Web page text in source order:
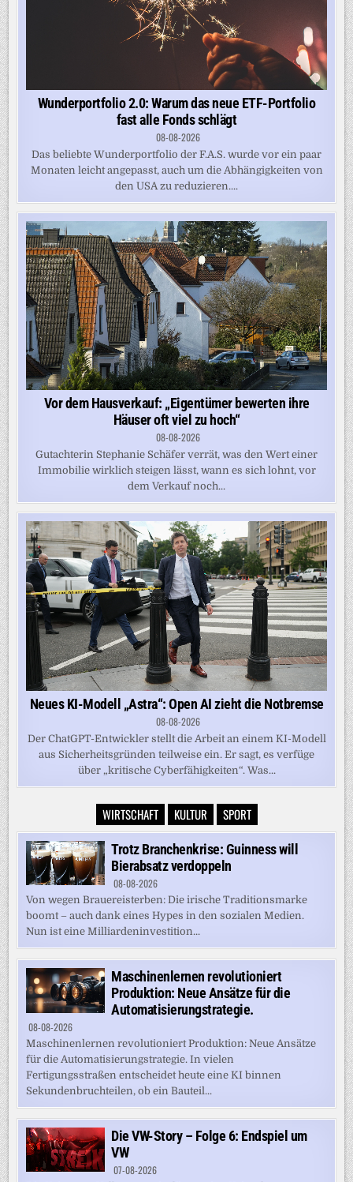
Wunderportfolio 2.0: Warum das neue ETF-Portfolio
fast alle Fonds schlägt
08-08-2026
Das beliebte Wunderportfolio der F.A.S. wurde vor ein paar
Monaten leicht angepasst, auch um die Abhängigkeiten von
den USA zu reduzieren....
Vor dem Hausverkauf: „Eigentümer bewerten ihre
Häuser oft viel zu hoch“
08-08-2026
Gutachterin Stephanie Schäfer verrät, was den Wert einer
Immobilie wirklich steigen lässt, wann es sich lohnt, vor
dem Verkauf noch...
Neues KI-Modell „Astra“: Open AI zieht die Notbremse
08-08-2026
Der ChatGPT-Entwickler stellt die Arbeit an einem KI-Modell
aus Sicherheitsgründen teilweise ein. Er sagt, es verfüge
über „kritische Cyberfähigkeiten“. Was...
WIRTSCHAFT KULTUR SPORT
Trotz Branchenkrise: Guinness will
Bierabsatz verdoppeln
08-08-2026
Von wegen Brauereisterben: Die irische Traditionsmarke
boomt – auch dank eines Hypes in den sozialen Medien.
Nun ist eine Milliardeninvestition...
Maschinenlernen revolutioniert
Produktion: Neue Ansätze für die
Automatisierungstrategie.
08-08-2026
Maschinenlernen revolutioniert Produktion: Neue Ansätze
für die Automatisierungstrategie. In vielen
Fertigungsstraßen entscheidet heute eine KI binnen
Sekundenbruchteilen, ob ein Bauteil...
Die VW-Story – Folge 6: Endspiel um
VW
07-08-2026